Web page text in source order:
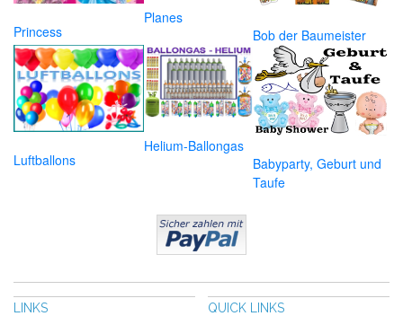
Princess
Planes
Bob der Baumeister
Luftballons
Helium-Ballongas
Babyparty, Geburt und
Taufe
LINKS QUICK LINKS